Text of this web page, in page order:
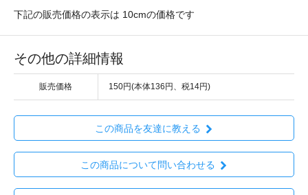
下記の販売価格の表示は 10cmの価格です
その他の詳細情報
販売価格 150円(本体136円、税14円)
この商品を友達に教える
この商品について問い合わせる